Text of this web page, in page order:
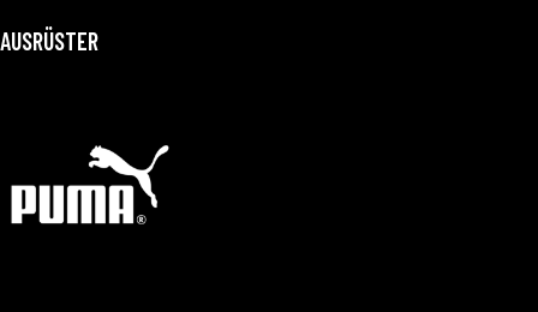
AUSRÜSTER